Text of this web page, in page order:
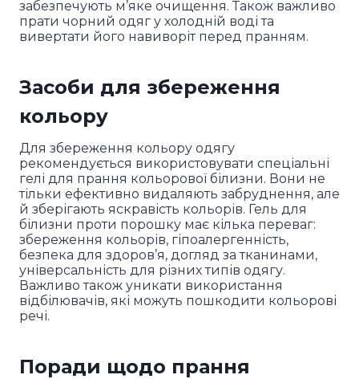
забезпечують м’яке очищення. Також важливо
прати чорний одяг у холодній воді та
вивертати його навиворіт перед пранням.
Засоби для збереження
кольору
Для збереження кольору одягу
рекомендується використовувати спеціальні
гелі для прання кольорової білизни. Вони не
тільки ефективно видаляють забруднення, але
й зберігають яскравість кольорів. Гель для
білизни проти порошку має кілька переваг:
збереження кольорів, гіпоалергенність,
безпека для здоров’я, догляд за тканинами,
універсальність для різних типів одягу.
Важливо також уникати використання
відбілювачів, які можуть пошкодити кольорові
речі.
Поради щодо прання